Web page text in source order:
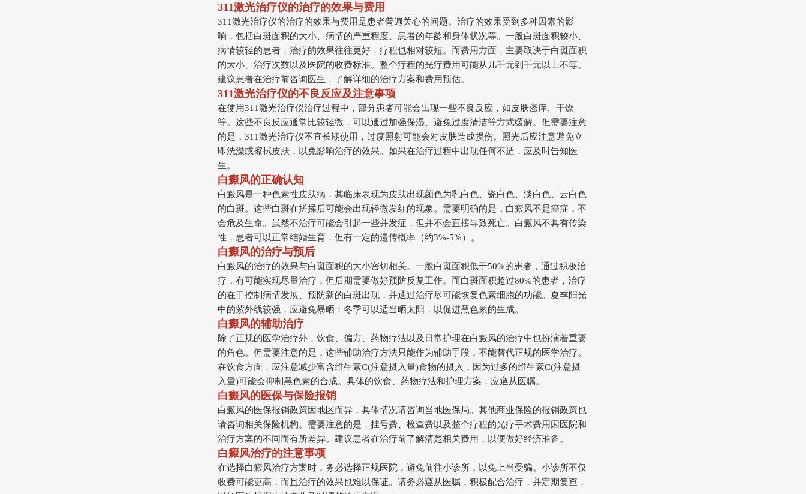
311激光治疗仪的治疗的效果与费用
311激光治疗仪的治疗的效果与费用是患者普遍关心的问题。治疗的效果受到多种因素的影
响，包括白斑面积的大小、病情的严重程度、患者的年龄和身体状况等。一般白斑面积较小、
病情较轻的患者，治疗的效果往往更好，疗程也相对较短。而费用方面，主要取决于白斑面积
的大小、治疗次数以及医院的收费标准。整个疗程的光疗费用可能从几千元到千元以上不等。
建议患者在治疗前咨询医生，了解详细的治疗方案和费用预估。
311激光治疗仪的不良反应及注意事项
在使用311激光治疗仪治疗过程中，部分患者可能会出现一些不良反应，如皮肤瘙痒、干燥
等。这些不良反应通常比较轻微，可以通过加强保湿、避免过度清洁等方式缓解。但需要注意
的是，311激光治疗仪不宜长期使用，过度照射可能会对皮肤造成损伤。照光后应注意避免立
即洗澡或擦拭皮肤，以免影响治疗的效果。如果在治疗过程中出现任何不适，应及时告知医
生。
白癜风的正确认知
白癜风是一种色素性皮肤病，其临床表现为皮肤出现颜色为乳白色、瓷白色、淡白色、云白色
的白斑。这些白斑在搓揉后可能会出现轻微发红的现象。需要明确的是，白癜风不是癌症，不
会危及生命。虽然不治疗可能会引起一些并发症，但并不会直接导致死亡。白癜风不具有传染
性，患者可以正常结婚生育，但有一定的遗传概率（约3%-5%）。
白癜风的治疗与预后
白癜风的治疗的效果与白斑面积的大小密切相关。一般白斑面积低于50%的患者，通过积极治
疗，有可能实现尽量治疗，但后期需要做好预防反复工作。而白斑面积超过80%的患者，治疗
的在于控制病情发展、预防新的白斑出现，并通过治疗尽可能恢复色素细胞的功能。夏季阳光
中的紫外线较强，应避免暴晒；冬季可以适当晒太阳，以促进黑色素的生成。
白癜风的辅助治疗
除了正规的医学治疗外，饮食、偏方、药物疗法以及日常护理在白癜风的治疗中也扮演着重要
的角色。但需要注意的是，这些辅助治疗方法只能作为辅助手段，不能替代正规的医学治疗。
在饮食方面，应注意减少富含维生素C(注意摄入量)食物的摄入，因为过多的维生素C(注意摄
入量)可能会抑制黑色素的合成。具体的饮食、药物疗法和护理方案，应遵从医嘱。
白癜风的医保与保险报销
白癜风的医保报销政策因地区而异，具体情况请咨询当地医保局。其他商业保险的报销政策也
请咨询相关保险机构。需要注意的是，挂号费、检查费以及整个疗程的光疗手术费用因医院和
治疗方案的不同而有所差异。建议患者在治疗前了解清楚相关费用，以便做好经济准备。
白癜风治疗的注意事项
在选择白癜风治疗方案时，务必选择正规医院，避免前往小诊所，以免上当受骗。小诊所不仅
收费可能更高，而且治疗的效果也难以保证。请务必遵从医嘱，积极配合治疗，并定期复查，